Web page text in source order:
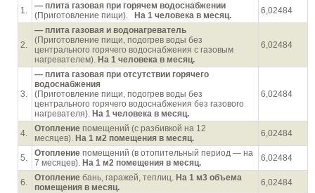
1.
— плита газовая при горячем водоснабжении
(Приготовление пищи).
На 1 человека в месяц. 6,02484
2.
— плита газовая и водонагреватель
(Приготовление пищи, подогрев воды без
центрального горячего водоснабжения с газовым
нагревателем). На 1 человека в месяц.
6,02484
3.
— плита газовая при отсутствии горячего
водоснабжения
(Приготовление пищи, подогрев воды без
центрального горячего водоснабжения без газового
нагревателя). На 1 человека в месяц.
6,02484
4. Отопление помещений (с разбивкой на 12
месяцев). На 1 м2 помещения в месяц. 6,02484
5. Отопление помещений (в отопительный период — на
7 месяцев). На 1 м2 помещения в месяц. 6,02484
6. Отопление бань, гаражей, теплиц. На 1 м3 объема
помещения в месяц.
6,02484